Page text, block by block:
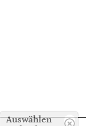
Auswählen